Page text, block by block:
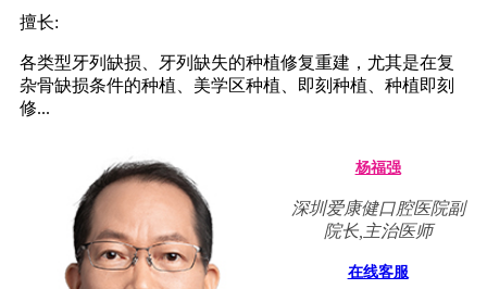
擅长:
各类型牙列缺损、牙列缺失的种植修复重建，尤其是在复
杂骨缺损条件的种植、美学区种植、即刻种植、种植即刻
修...
杨福强
深圳爱康健口腔医院副
院长,主治医师
在线客服